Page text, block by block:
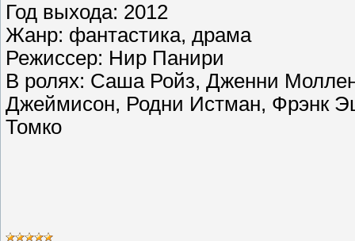
Год выхода: 2012
Жанр: фантастика, драма
Режиссер: Нир Панири
В ролях: Саша Ройз, Дженни
Джеймисон, Родни Истман, Фрэнк
Томко